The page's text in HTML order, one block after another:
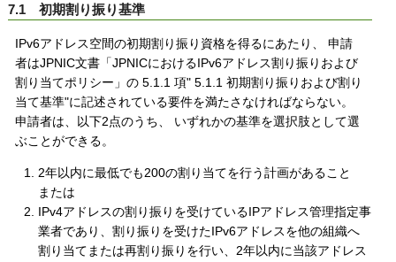
7.1 初期割り振り基準
IPv6アドレス空間の初期割り振り資格を得るにあたり、 申請
者はJPNIC文書「JPNICにおけるIPv6アドレス割り振りおよび
割り当てポリシー」の 5.1.1 項" 5.1.1 初期割り振りおよび割り
当て基準"に記述されている要件を満たさなければならない。
申請者は、以下2点のうち、 いずれかの基準を選択肢として選
ぶことができる。
2年以内に最低でも200の割り当てを行う計画があること
または
IPv4アドレスの割り振りを受けているIPアドレス管理指定事
業者であり、割り振りを受けたIPv6アドレスを他の組織へ
割り当てまたは再割り振りを行い、2年以内に当該アドレス